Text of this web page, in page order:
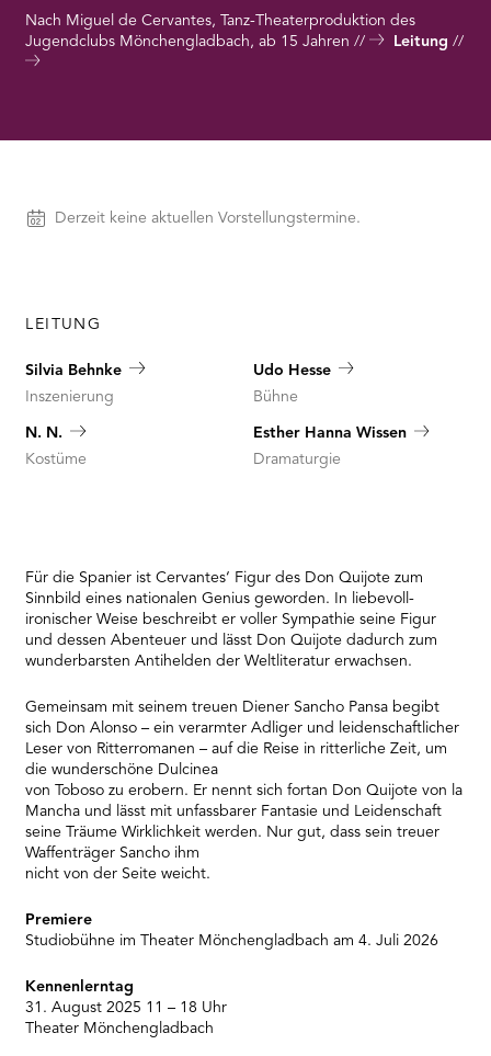
BESUCH ÖFFNEN
Nach Miguel de Cervantes, Tanz-Theaterproduktion des
Jugendclubs Mönchengladbach, ab 15 Jahren
Leitung
Vorstellungen
Derzeit keine aktuellen Vorstellungstermine.
LEITUNG
Silvia Behnke
Inszenierung
Udo Hesse
Bühne
N. N.
Kostüme
Esther Hanna Wissen
Dramaturgie
Für die Spanier ist Cervantes‘ Figur des Don Quijote zum
Sinnbild eines nationalen Genius geworden. In liebevoll-
ironischer Weise beschreibt er voller Sympathie seine Figur
und dessen Abenteuer und lässt Don Quijote dadurch zum
wunderbarsten Antihelden der Weltliteratur erwachsen.
Gemeinsam mit seinem treuen Diener Sancho Pansa begibt
sich Don Alonso – ein verarmter Adliger und leidenschaftlicher
Leser von Ritterromanen – auf die Reise in ritterliche Zeit, um
die wunderschöne Dulcinea
von Toboso zu erobern. Er nennt sich fortan Don Quijote von la
Mancha und lässt mit unfassbarer Fantasie und Leidenschaft
seine Träume Wirklichkeit werden. Nur gut, dass sein treuer
Waffenträger Sancho ihm
nicht von der Seite weicht.
Premiere
Studiobühne im Theater Mönchengladbach am 4. Juli 2026
Kennenlerntag
31. August 2025 11 – 18 Uhr
Theater Mönchengladbach